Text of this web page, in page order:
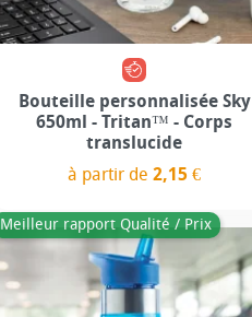
Bouteille personnalisée Sky
650ml - Tritan™ - Corps
translucide
à partir de2,15 €
Meilleur rapport Qualité / Prix